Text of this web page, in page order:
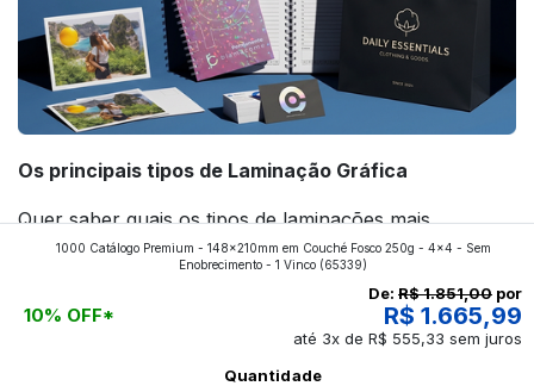
Os principais tipos de Laminação Gráfica
Quer saber quais os tipos de laminações mais
aplicados nos impressos da gráfica FuturaIM? Então,
continue a leitura que vamos revelar para você!
1000 Catálogo Premium - 148x210mm em Couché Fosco 250g - 4x4 - Sem
Enobrecimento - 1 Vinco (65339)
10% OFF*
De: R$ 1.851,00 por
R$ 1.665,99
até 3x de R$ 555,33 sem juros
Quantidade